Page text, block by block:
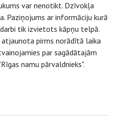
var nenotikt. Dzīvokļa
Paziņojums ar informāciju kurā
tik izvietots kāpņu telpā.
pirms norādītā laika
par sagādātajām
namu pārvaldnieks".